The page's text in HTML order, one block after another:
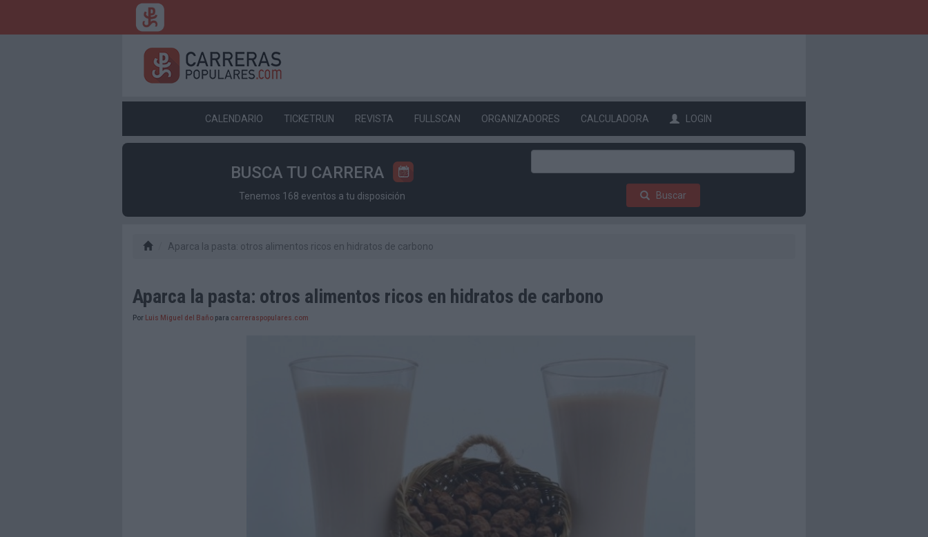
CALENDARIO TICKETRUN REVISTA FULLSCAN ORGANIZADORES CALCULADORA LOGIN
BUSCA TU CARRERA
Tenemos 168 eventos a tu disposición Buscar
Aparca la pasta: otros alimentos ricos en hidratos de carbono
Aparca la pasta: otros alimentos ricos en hidratos de carbono
Por Luis Miguel del Baño para carreraspopulares.com